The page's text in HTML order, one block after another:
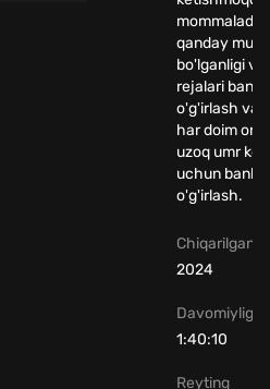
mommalad
qanday
bo'lganligi va
rejalari
o'g'irlash va
har doim
uzoq umr
uchun bankni
o'g'irlash.
Chiqarilgan
2024
Davomiyligi
1:40:10
Reyting